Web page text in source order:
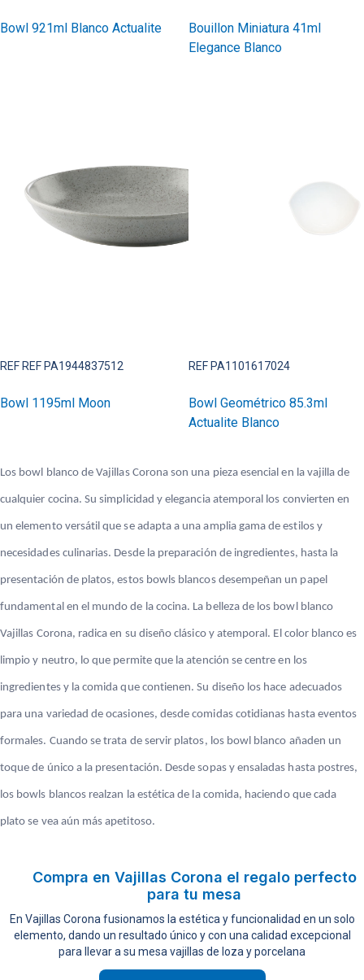
Bowl 921ml Blanco Actualite
Bouillon Miniatura 41ml
Elegance Blanco
REF REF PA1944837512
Bowl 1195ml Moon
REF PA1101617024
Bowl Geométrico 85.3ml
Actualite Blanco
Los bowl blanco de Vajillas Corona son una pieza esencial en la vajilla de
cualquier cocina. Su simplicidad y elegancia atemporal los convierten en
un elemento versátil que se adapta a una amplia gama de estilos y
necesidades culinarias. Desde la preparación de ingredientes, hasta la
presentación de platos, estos bowls blancos desempeñan un papel
fundamental en el mundo de la cocina. La belleza de los bowl blanco
Vajillas Corona, radica en su diseño clásico y atemporal. El color blanco es
limpio y neutro, lo que permite que la atención se centre en los
ingredientes y la comida que contienen. Su diseño los hace adecuados
para una variedad de ocasiones, desde comidas cotidianas hasta eventos
formales. Cuando se trata de servir platos, los bowl blanco añaden un
toque de único a la presentación. Desde sopas y ensaladas hasta postres,
los bowls blancos realzan la estética de la comida, haciendo que cada
plato se vea aún más apetitoso.
Compra en Vajillas Corona el regalo perfecto
para tu mesa
En Vajillas Corona fusionamos la estética y funcionalidad en un solo
elemento, dando un resultado único y con una calidad excepcional
para llevar a su mesa vajillas de loza y porcelana